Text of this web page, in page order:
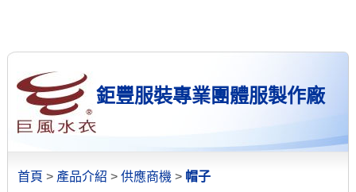
鉅豐服裝專業團體服製作廠
首頁 > 產品介紹 > 供應商機 > 帽子